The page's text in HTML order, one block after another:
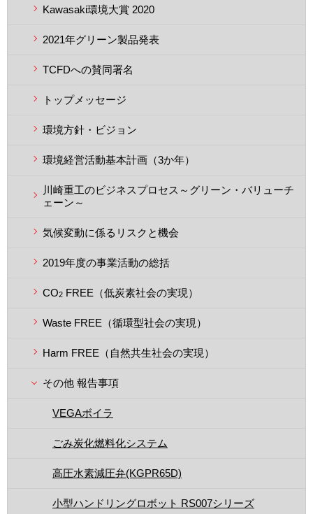
Kawasaki環境大賞 2020
2021年グリーン製品発表
TCFDへの賛同署名
トップメッセージ
環境方針・ビジョン
環境経営活動基本計画（3か年）
川崎重工のビジネスプロセス～グリーン・バリューチ
ェーン～
気候変動に係るリスクと機会
2019年度の事業活動の総括
CO2 FREE（低炭素社会の実現）
Waste FREE（循環型社会の実現）
Harm FREE（自然共生社会の実現）
その他 報告事項
VEGAボイラ
ごみ炭化燃料化システム
高圧水素減圧弁(KGPR65D)
小型ハンドリングロボット RS007シリーズ